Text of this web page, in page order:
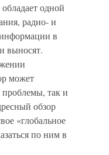
одной
радио- и
в
выносят.
может
проблемы, так и
обзор
«глобальное
по ним в